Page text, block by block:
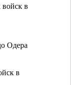
войск в
Одера
в